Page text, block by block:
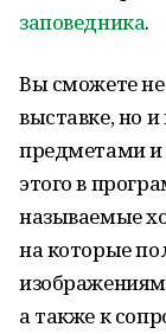
заповедника.
Вы сможете не
выставке, но
предметами
этого в
называемые
на которые
а также к